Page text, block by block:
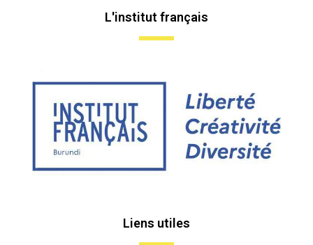
L'institut français
Liens utiles